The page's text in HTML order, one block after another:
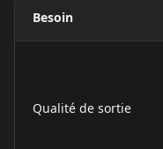
Baby 03
Besoin
Qualité de sortie